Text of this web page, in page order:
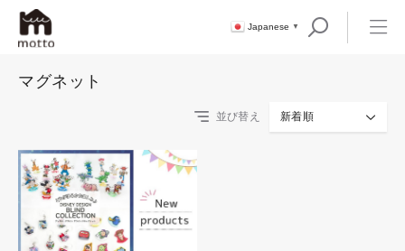
Japanese ▼
マグネット
並び替え 新着順